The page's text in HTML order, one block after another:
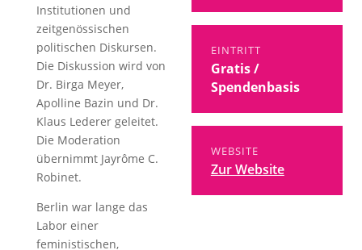
Institutionen und
zeitgenössischen
politischen Diskursen.
Die Diskussion wird von
Dr. Birga Meyer,
Apolline Bazin und Dr.
Klaus Lederer geleitet.
Die Moderation
übernimmt Jayrôme C.
Robinet.
Berlin war lange das
Labor einer
feministischen,
EINTRITT
Gratis /
Spendenbasis
WEBSITE
Zur Website